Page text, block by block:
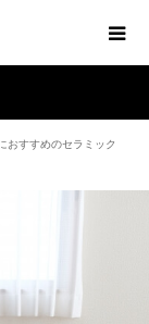
おすすめのセラミック